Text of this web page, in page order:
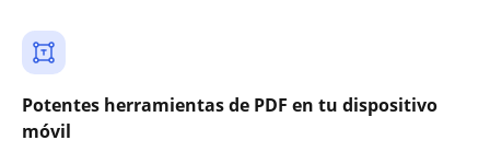
Potentes herramientas de PDF en tu dispositivo
móvil